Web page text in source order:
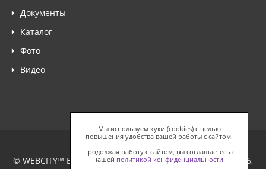
Документы
Каталог
Фото
Видео
© WEBCITY™ Business Network, ООО "Спайдерс Веб", 2026,
Мы используем куки (cookies) с целью
повышения удобства вашей работы с сайтом.
Продолжая работу с сайтом, вы соглашаетесь с
нашей политикой конфиденциальности.